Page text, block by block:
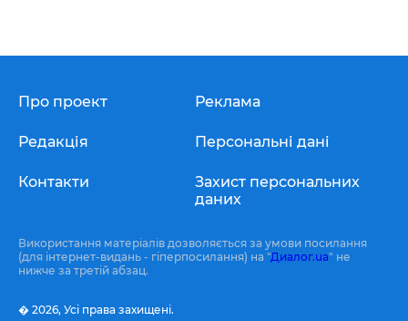
Про проект
Редакція
Контакти
Реклама
Персональні дані
Захист персональних
даних
Використання матеріалів дозволяється за умови посилання
(для інтернет-видань - гіперпосилання) на "Диалог.ua" не
нижче за третій абзац.
� 2026, Усі права захищені.